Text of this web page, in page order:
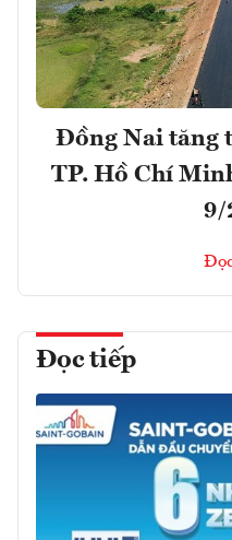
Đồng Nai tăng
TP. Hồ Chí
9/
Đọc tiếp